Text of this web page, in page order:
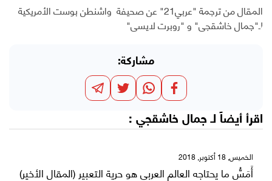
المقال من ترجمة "عربي21" عن صحيفة واشنطن بوست الأمريكية
لـ"جمال خاشقجي" و "روبرت لايسي"
مشاركة:
اقرأ أيضاً لـ جمال خاشقجي :
الخميس, 18 أكتوبر, 2018
أَمَسُّ ما يحتاجه العالم العربي هو حرية التعبير (المقال الأخير)